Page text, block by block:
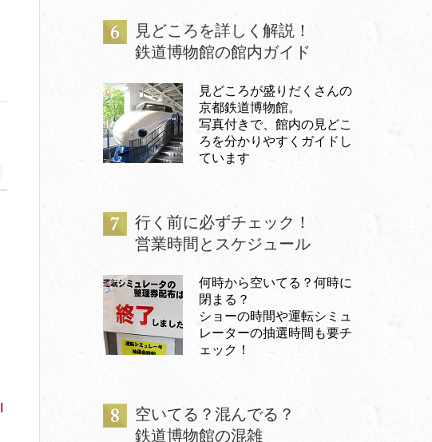
見どころを詳しく解説！
鉄道博物館の館内ガイド
見どころが盛りだくさんの
京都鉄道博物館。
写真付きで、館内の見どこ
ろを分かりやすくガイドし
ています
行く前に必ずチェック！
営業時間とスケジュール
何時から空いてる？何時に
閉まる？
ショーの時間や運転シミュ
レーターの抽選時間も要チ
ェック！
空いてる？混んでる？
鉄道博物館の混雑